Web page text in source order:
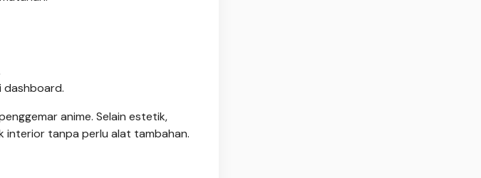
dashboard.
anime. Selain estetik,
interior tanpa perlu alat tambahan.